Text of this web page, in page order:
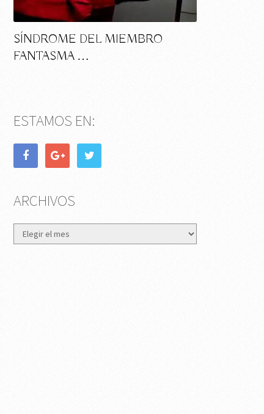
SÍNDROME DEL MIEMBRO
FANTASMA …
ESTAMOS EN:
ARCHIVOS
Archivos